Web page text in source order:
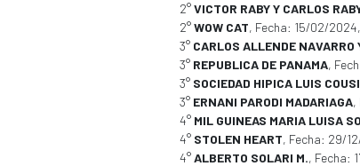
2°VICTOR RABY Y CARLOS
2°WOW CAT, Fecha: 15/02/
3° CARLOS ALLENDE
3° REPUBLICA DE PANAMA,
3° SOCIEDAD HIPICA LUIS
3° ERNANI PARODI MADARIAGA,
4° MIL GUINEAS MARIA LUISA
4° STOLEN HEART, Fecha: 29/
4°ALBERTO SOLARI M., Fecha: